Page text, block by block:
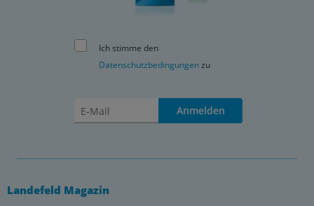
Ich stimme den
Datenschutzbedingungenzu
Anmelden
Landefeld Magazin